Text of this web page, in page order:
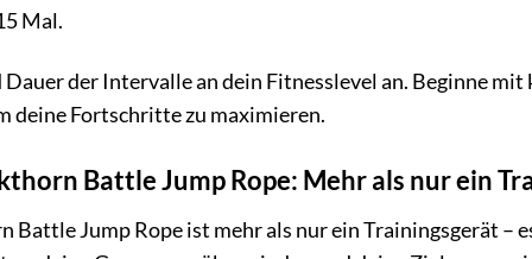
Mal.
der Intervalle an dein Fitnesslevel an. Beginne
deine Fortschritte zu maximieren.
Battle Jump Rope: Mehr als nur ein
Jump Rope ist mehr als nur ein Trainingsgerät –